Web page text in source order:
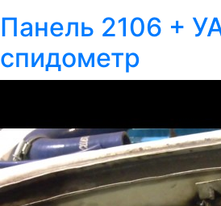
Панель 2106 +
спидометр